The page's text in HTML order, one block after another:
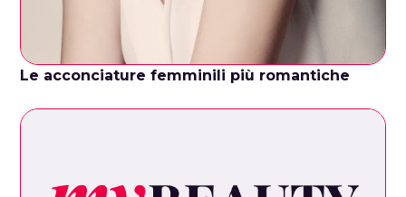
Le acconciature femminili più romantiche